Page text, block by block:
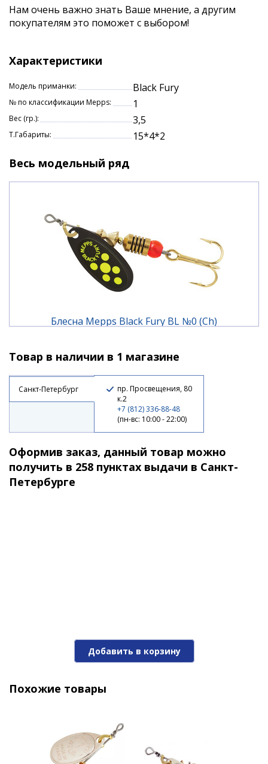
вариант очень эффективен при охоте за
осторожной рыбой).
блистере, так и на подложке, в зависимости от
года поставки и поставщика!
Нам очень важно знать Ваше мнение, а другим
покупателям это поможет с выбором!
Характеристики
Модель приманки: Black Fury
№ по классификации Mepps: 1
Вес (гр.): 3,5
Т.Габариты: 15*4*2
Весь модельный ряд
Блесна Mepps Black Fury BL №0 (Ch)
450 ₽
Блесна Mepps Black Fury BL №00 (Ch)
Товар в наличии в 1 магазине
Санкт-Петербург
пр. Просвещения, 80
к.2
+7 (812) 336-88-48
(пн-вс: 10:00 - 22:00)
Оформив заказ, данный товар можно
получить в 258 пунктах выдачи в Санкт-
Петербурге
Добавить в корзину
Похожие товары